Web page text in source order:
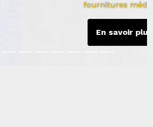
fournitures médicales.